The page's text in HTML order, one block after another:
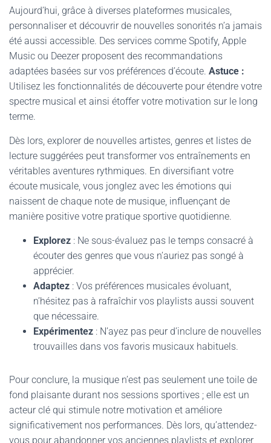
Aujourd’hui, grâce à diverses plateformes musicales,
personnaliser et découvrir de nouvelles sonorités n’a jamais
été aussi accessible. Des services comme Spotify, Apple
Music ou Deezer proposent des recommandations
adaptées basées sur vos préférences d’écoute. Astuce :
Utilisez les fonctionnalités de découverte pour étendre votre
spectre musical et ainsi étoffer votre motivation sur le long
terme.
Dès lors, explorer de nouvelles artistes, genres et listes de
lecture suggérées peut transformer vos entraînements en
véritables aventures rythmiques. En diversifiant votre
écoute musicale, vous jonglez avec les émotions qui
naissent de chaque note de musique, influençant de
manière positive votre pratique sportive quotidienne.
Explorez : Ne sous-évaluez pas le temps consacré à
écouter des genres que vous n’auriez pas songé à
apprécier.
Adaptez : Vos préférences musicales évoluant,
n’hésitez pas à rafraîchir vos playlists aussi souvent
que nécessaire.
Expérimentez : N’ayez pas peur d’inclure de nouvelles
trouvailles dans vos favoris musicaux habituels.
Pour conclure, la musique n’est pas seulement une toile de
fond plaisante durant nos sessions sportives ; elle est un
acteur clé qui stimule notre motivation et améliore
significativement nos performances. Dès lors, qu’attendez-
vous pour abandonner vos anciennes playlists et explorer